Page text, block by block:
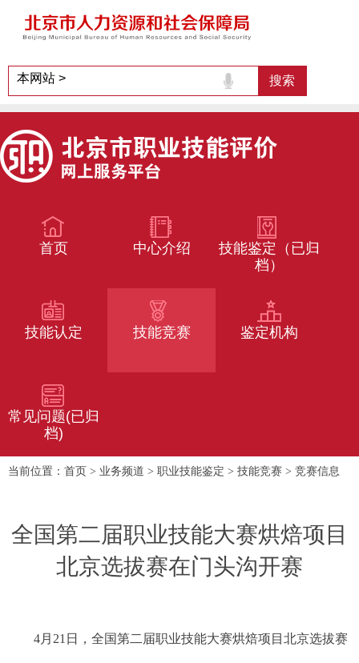
首页 中心介绍
技能鉴定（已归
档）
技能认定 技能竞赛 鉴定机构
常见问题(已归
档)
当前位置： 首页 > 业务频道 > 职业技能鉴定 > 技能竞赛 > 竞赛信息
全国第二届职业技能大赛烘焙项目
北京选拔赛在门头沟开赛
4月21日，全国第二届职业技能大赛烘焙项目北京选拔赛